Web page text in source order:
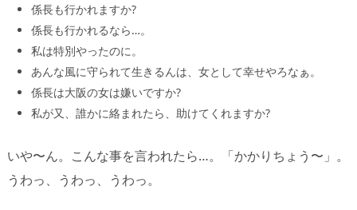
係長も行かれますか?
係長も行かれるなら…。
私は特別やったのに。
あんな風に守られて生きるんは、女として幸せやろなぁ。
係長は大阪の女は嫌いですか?
私が又、誰かに絡まれたら、助けてくれますか?
いや〜ん。こんな事を言われたら…。「かかりちょう〜」。
うわっ、うわっ、うわっ。